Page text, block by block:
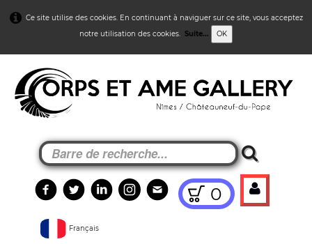
Ce site utilise des cookies. En continuant à naviguer sur ce site, vous acceptez
notre utilisation des cookies. Suite... OK
0
Français